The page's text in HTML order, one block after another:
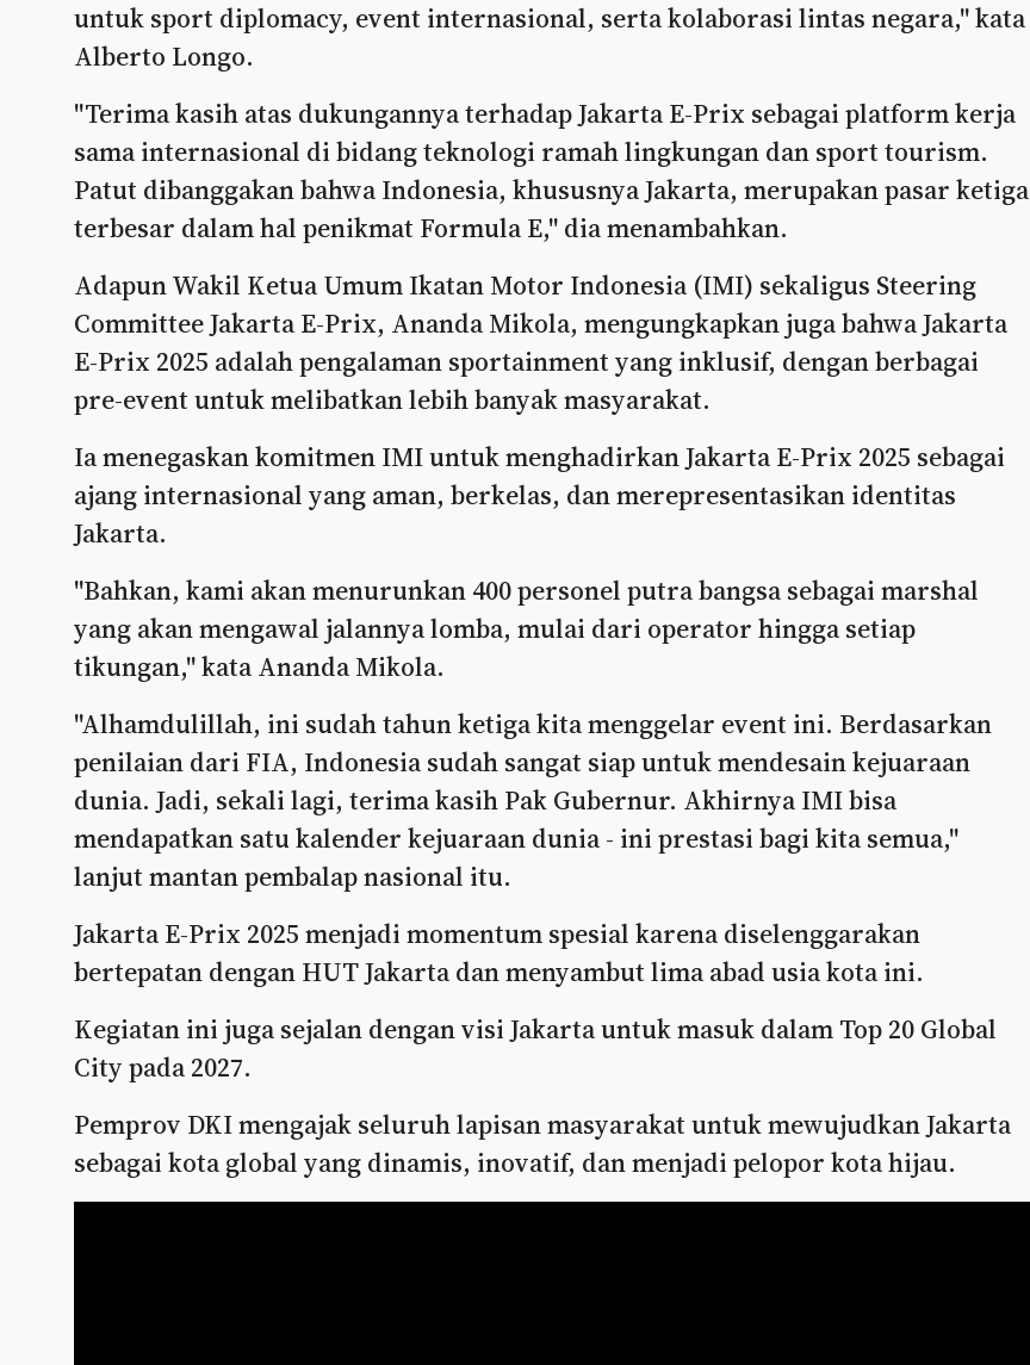
untuk sport diplomacy, event internasional, serta kolaborasi lintas negara," kata
Alberto Longo.
"Terima kasih atas dukungannya terhadap Jakarta E-Prix sebagai platform kerja
sama internasional di bidang teknologi ramah lingkungan dan sport tourism.
Patut dibanggakan bahwa Indonesia, khususnya Jakarta, merupakan pasar ketiga
terbesar dalam hal penikmat Formula E," dia menambahkan.
Adapun Wakil Ketua Umum Ikatan Motor Indonesia (IMI) sekaligus Steering
Committee Jakarta E-Prix, Ananda Mikola, mengungkapkan juga bahwa Jakarta
E-Prix 2025 adalah pengalaman sportainment yang inklusif, dengan berbagai
pre-event untuk melibatkan lebih banyak masyarakat.
Ia menegaskan komitmen IMI untuk menghadirkan Jakarta E-Prix 2025 sebagai
ajang internasional yang aman, berkelas, dan merepresentasikan identitas
Jakarta.
"Bahkan, kami akan menurunkan 400 personel putra bangsa sebagai marshal
yang akan mengawal jalannya lomba, mulai dari operator hingga setiap
tikungan," kata Ananda Mikola.
"Alhamdulillah, ini sudah tahun ketiga kita menggelar event ini. Berdasarkan
penilaian dari FIA, Indonesia sudah sangat siap untuk mendesain kejuaraan
dunia. Jadi, sekali lagi, terima kasih Pak Gubernur. Akhirnya IMI bisa
mendapatkan satu kalender kejuaraan dunia - ini prestasi bagi kita semua,"
lanjut mantan pembalap nasional itu.
Jakarta E-Prix 2025 menjadi momentum spesial karena diselenggarakan
bertepatan dengan HUT Jakarta dan menyambut lima abad usia kota ini.
Kegiatan ini juga sejalan dengan visi Jakarta untuk masuk dalam Top 20 Global
City pada 2027.
Pemprov DKI mengajak seluruh lapisan masyarakat untuk mewujudkan Jakarta
sebagai kota global yang dinamis, inovatif, dan menjadi pelopor kota hijau.